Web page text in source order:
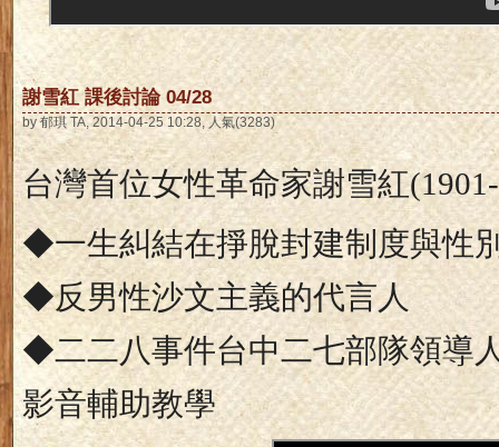
謝雪紅 課後討論 04/28
by 郁琪 TA, 2014-04-25 10:28, 人氣(3283)
台灣首位女性革命家謝雪紅
◆一生糾結在掙脫封建制度與性
◆反男性沙文主義的代言人
◆二二八事件台中二七部隊領導
影音輔助教學